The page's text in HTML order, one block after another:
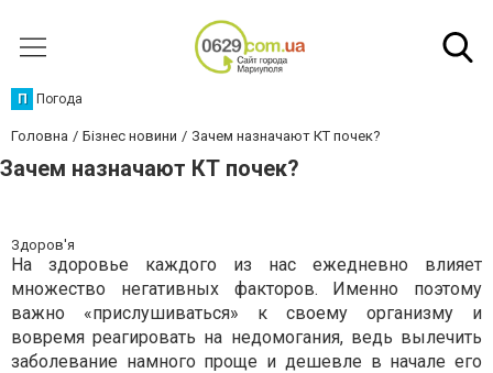
П Погода
Головна Бізнес новини Зачем назначают КТ почек?
Зачем назначают КТ почек?
Здоров'я
На здоровье каждого из нас ежедневно влияет
множество негативных факторов. Именно поэтому
важно «прислушиваться» к своему организму и
вовремя реагировать на недомогания, ведь вылечить
заболевание намного проще и дешевле в начале его